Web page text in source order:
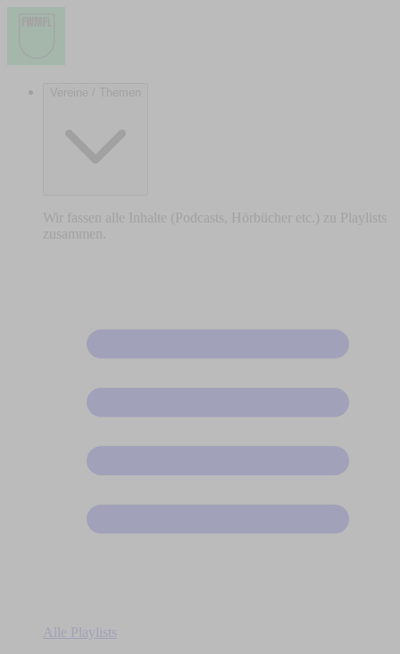
Vereine / Themen
Wir fassen alle Inhalte (Podcasts, Hörbücher etc.) zu Playlists
zusammen.
Alle Playlists